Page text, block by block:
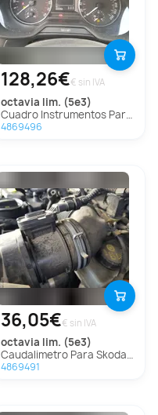
128,26€€ sin IVA
octavia lim. (5e3)
Cuadro Instrumentos Para Skoda Octavia Lim.
4869496
36,05€€ sin IVA
octavia lim. (5e3)
Caudalimetro Para Skoda Octavia Lim.
4869491